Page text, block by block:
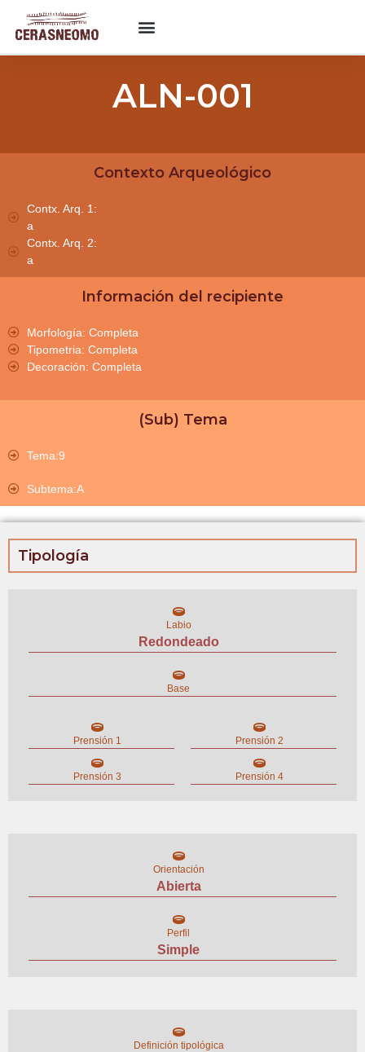
ALN-001
Contexto Arqueológico
Contx. Arq. 1:
a
Contx. Arq. 2:
a
Información del recipiente
Morfología: Completa
Tipometria: Completa
Decoración: Completa
(Sub) Tema
Tema:9
Subtema:A
Tipología
Labio
Redondeado
Base
Prensión 1 Prensión 2
Prensión 3 Prensión 4
Orientación
Abierta
Perfil
Simple
Definición tipológica